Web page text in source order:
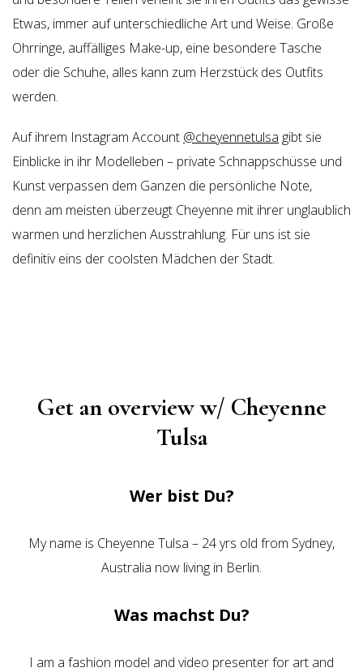
Etwas, immer auf unterschiedliche Art und Weise. Große
Ohrringe, auffälliges Make-up, eine besondere Tasche
oder die Schuhe, alles kann zum Herzstück des Outfits
werden.
Auf ihrem Instagram Account @cheyennetulsa gibt sie
Einblicke in ihr Modelleben – private Schnappschüsse und
Kunst verpassen dem Ganzen die persönliche Note,
denn am meisten überzeugt Cheyenne mit ihrer unglaublich
warmen und herzlichen Ausstrahlung. Für uns ist sie
definitiv eins der coolsten Mädchen der Stadt.
Get an overview w/ Cheyenne
Tulsa
Wer bist Du?
My name is Cheyenne Tulsa – 24 yrs old from Sydney,
Australia now living in Berlin.
Was machst Du?
I am a fashion model and video presenter for art and